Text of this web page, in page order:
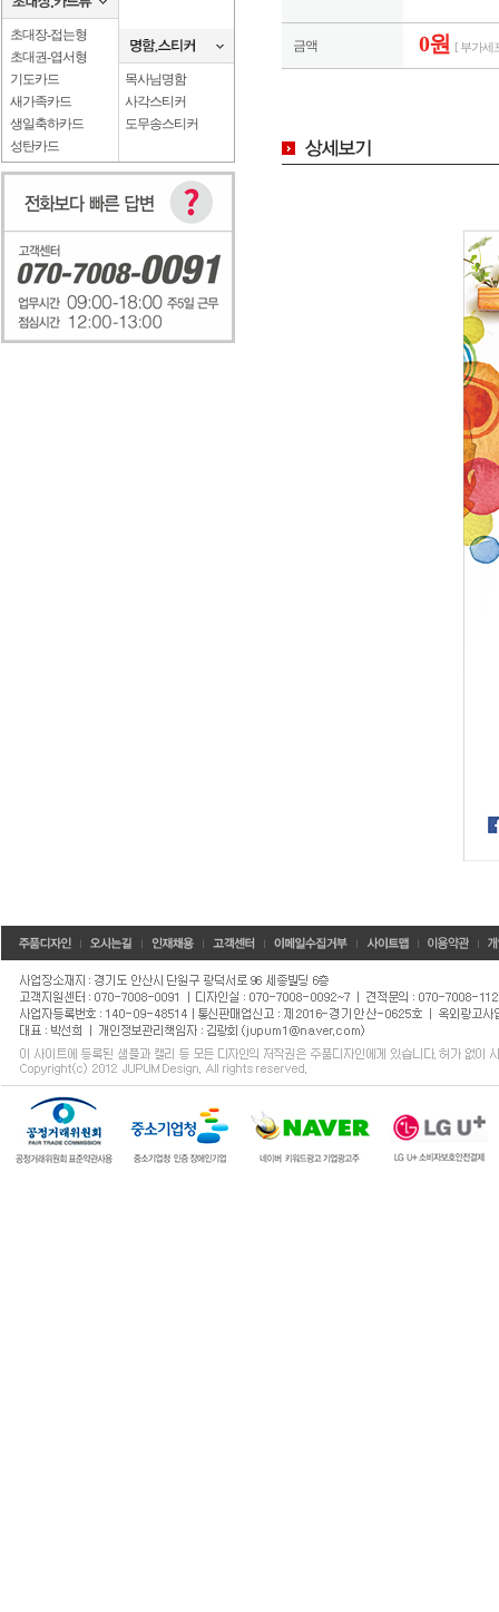
초대장-접는형
초대권-엽서형
기도카드
새가족카드
생일축하카드
성탄카드
목사님명함
사각스티커
도무송스티커
금액 0원 [ 부가세